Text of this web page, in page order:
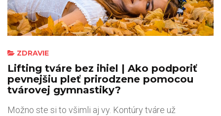
ZDRAVIE
Lifting tváre bez ihiel | Ako podporiť
pevnejšiu pleť prirodzene pomocou
tvárovej gymnastiky?
Možno ste si to všimli aj vy. Kontúry tváre už